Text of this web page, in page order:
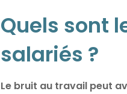
Quels sont
salariés ?
Le bruit au travail peut